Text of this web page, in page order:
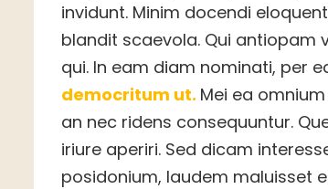
invidunt. Minim docendi
blandit scaevola. Qui antiopam
qui. In eam diam nominati, per
democritum ut. Mei ea
an nec ridens consequuntur.
iriure aperiri. Sed dicam
posidonium, laudem maluisset